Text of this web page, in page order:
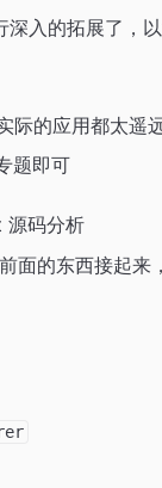
入的拓展了，
际的应用都太遥
题即可
码分析
面的东西接起来